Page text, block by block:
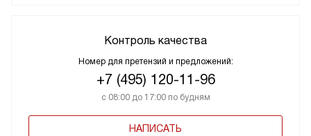
Контроль качества
Номер для претензий и предложений:
+7 (495) 120-11-96
с 08:00 до 17:00 по будням
НАПИСАТЬ